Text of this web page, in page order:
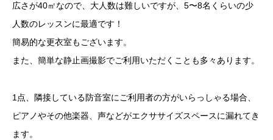
広さが40㎡なので、大人数は難しいですが、5〜8名くらいの少
人数のレッスンに最適です！
簡易的な更衣室もございます。
また、簡単な静止画撮影でご利用いただくことも多々あります。
1点、隣接している防音室にご利用者の方がいらっしゃる場合、
ピアノやその他楽器、声などがエクササイズスペースに漏れてき
ます。